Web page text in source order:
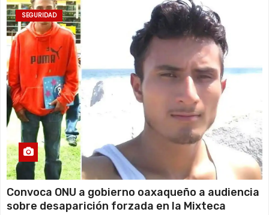
SEGURIDAD
Convoca ONU a gobierno oaxaqueño a audiencia
sobre desaparición forzada en la Mixteca